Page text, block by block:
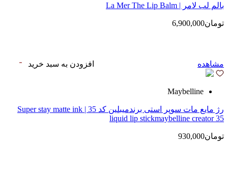
بالم لب لامر | La Mer The Lip Balm
تومان6,900,000
مشاهده افزودن به سبد خرید
Maybelline
رژ مایع مات سوپر استی‌ برندمیبلین کد 35 | Super stay matte ink
liquid lip stickmaybelline creator 35
تومان930,000